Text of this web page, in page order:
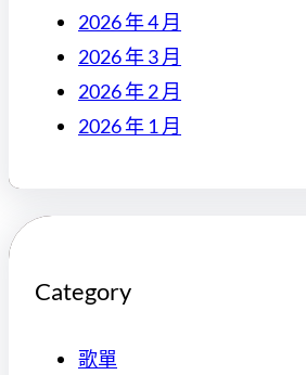
2026 年 4 月
2026 年 3 月
2026 年 2 月
2026 年 1 月
Category
歌單